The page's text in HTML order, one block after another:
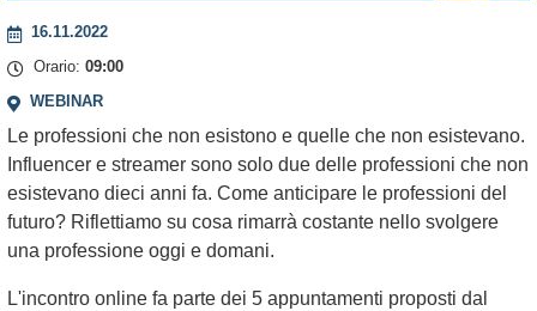
16.11.2022
Orario: 09:00
WEBINAR
Le professioni che non esistono e quelle che non esistevano.
Influencer e streamer sono solo due delle professioni che non
esistevano dieci anni fa. Come anticipare le professioni del
futuro? Riflettiamo su cosa rimarrà costante nello svolgere
una professione oggi e domani.
L'incontro online fa parte dei 5 appuntamenti proposti dal